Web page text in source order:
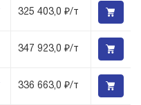
325 403,0 ₽/т
347 923,0 ₽/т
336 663,0 ₽/т